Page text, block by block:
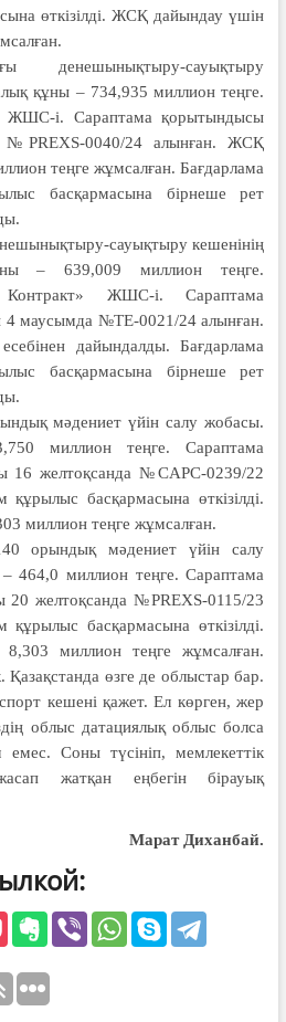
өткізілді. ЖСҚ дайындау үшін
денешынықтыру-сауықтыру
құны – 734,935 миллион теңге.
і. Сараптама қорытындысы
0040/24 алынған. ЖСҚ
теңге жұмсалған. Бағдарлама
басқармасына бірнеше рет
сауықтыру кешенінің
– 639,009 миллион теңге.
ЖШС-і. Сараптама
маусымда №TE-0021/24 алынған.
дайындалды. Бағдарлама
басқармасына бірнеше рет
мәдениет үйін салу жобасы.
миллион теңге. Сараптама
16 желтоқсанда №СAPC-0239/22
құрылыс басқармасына өткізілді.
миллион теңге жұмсалған.
орындық мәдениет үйін салу
464,0 миллион теңге. Сараптама
желтоқсанда №PREXS-0115/23
құрылыс басқармасына өткізілді.
миллион теңге жұмсалған.
өзге де облыстар бар.
кешені қажет. Ел көрген, жер
облыс датациялық облыс болса
Соны түсініп, мемлекеттік
жатқан еңбегін бірауық
Марат Диханбай.